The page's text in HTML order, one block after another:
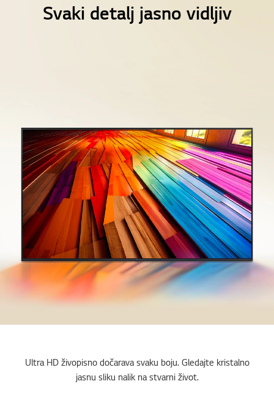
2
2
Svaki detalj jasno vidljiv
Ultra HD živopisno dočarava svaku boju. Gledajte kristalno
jasnu sliku nalik na stvarni život.